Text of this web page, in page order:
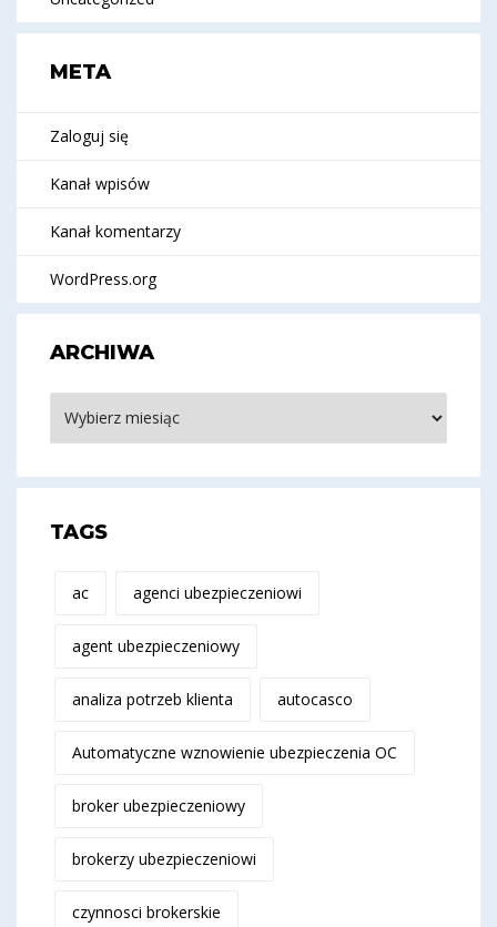
META
Zaloguj się
Kanał wpisów
Kanał komentarzy
WordPress.org
ARCHIWA
TAGS
ac agenci ubezpieczeniowi
agent ubezpieczeniowy
analiza potrzeb klienta autocasco
Automatyczne wznowienie ubezpieczenia OC
broker ubezpieczeniowy
brokerzy ubezpieczeniowi
czynnosci brokerskie